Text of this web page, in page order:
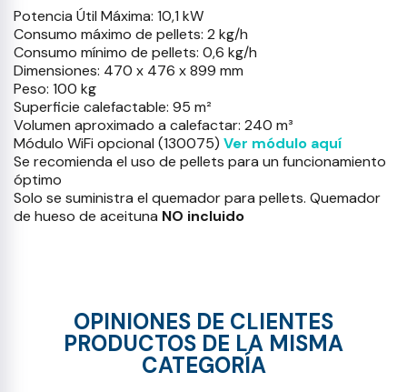
Potencia Útil Máxima: 10,1 kW
Consumo máximo de pellets: 2 kg/h
Consumo mínimo de pellets: 0,6 kg/h
Dimensiones: 470 x 476 x 899 mm
Peso: 100 kg
Superficie calefactable: 95 m²
Volumen aproximado a calefactar: 240 m³
Módulo WiFi opcional (130075) Ver módulo aquí
Se recomienda el uso de pellets para un funcionamiento
óptimo
Solo se suministra el quemador para pellets. Quemador
de hueso de aceituna NO incluido
OPINIONES DE CLIENTES
PRODUCTOS DE LA MISMA
CATEGORÍA